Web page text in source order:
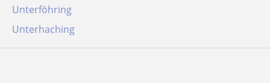
Unterföhring
Unterhaching